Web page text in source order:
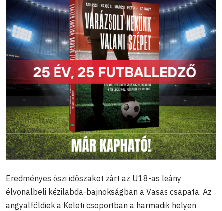
Eredményes őszi időszakot zárt az U18-as leány
élvonalbeli kézilabda-bajnokságban a Vasas csapata. Az
angyalföldiek a Keleti csoportban a harmadik helyen